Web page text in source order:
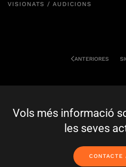
VISIONATS / AUDICIONS
ANTERIORES
Vols més informació
les seves
CONTACTE